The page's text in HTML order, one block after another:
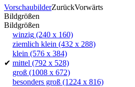
VorschaubilderZurückVorwärts
Bildgrößen
Bildgrößen
winzig (240 x 160)
ziemlich klein (432 x 288)
klein (576 x 384)
✔ mittel (792 x 528)
groß (1008 x 672)
besonders groß (1224 x 816)